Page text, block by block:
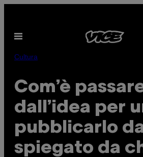
contenuto
Apri
Cultura
Com’è
dall’idea per
pubblicarlo
spiegato da